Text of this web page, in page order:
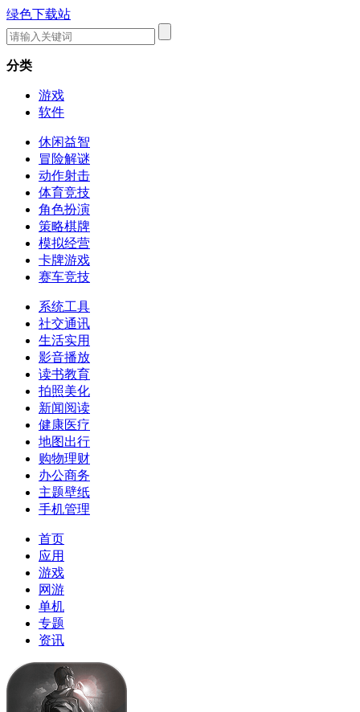
绿色下载站
分类
游戏
软件
休闲益智
冒险解谜
动作射击
体育竞技
角色扮演
策略棋牌
模拟经营
卡牌游戏
赛车竞技
系统工具
社交通讯
生活实用
影音播放
读书教育
拍照美化
新闻阅读
健康医疗
地图出行
购物理财
办公商务
主题壁纸
手机管理
首页
应用
游戏
网游
单机
专题
资讯